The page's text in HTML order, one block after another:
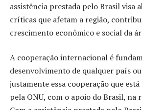
assistência prestada pelo Brasil visa
críticas que afetam a região,
crescimento econômico e social da
A cooperação internacional é
desenvolvimento de qualquer país
justamente essa cooperação que
pela ONU, com o apoio do Brasil, na